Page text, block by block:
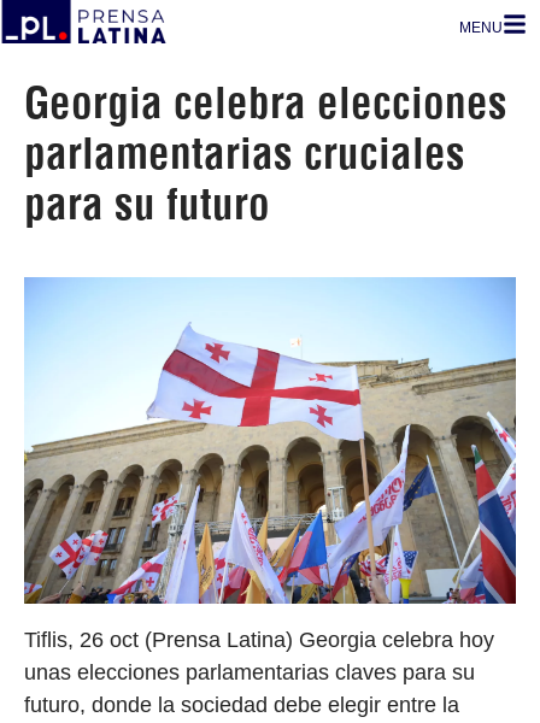
MENU
Georgia celebra elecciones
parlamentarias cruciales
para su futuro
Tiflis, 26 oct (Prensa Latina) Georgia celebra hoy
unas elecciones parlamentarias claves para su
futuro, donde la sociedad debe elegir entre la